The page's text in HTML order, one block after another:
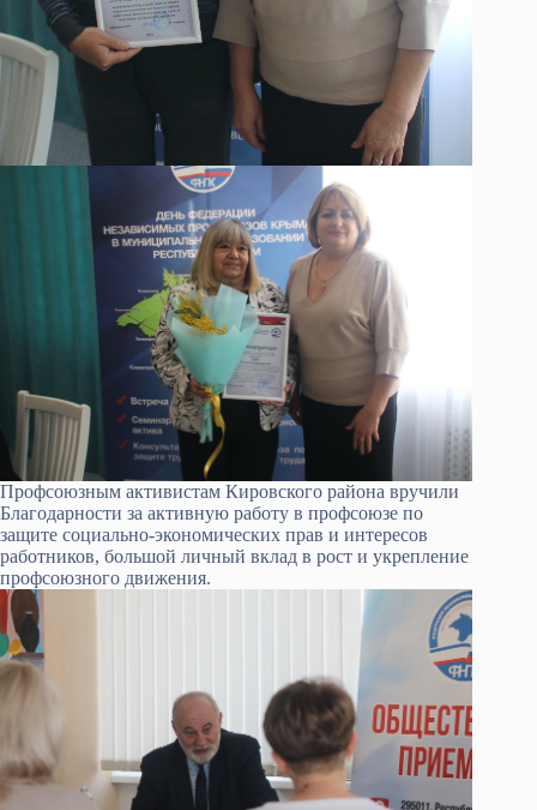
Профсоюзным активистам Кировского района вручили
Благодарности за активную работу в профсоюзе по
защите социально-экономических прав и интересов
работников, большой личный вклад в рост и укрепление
профсоюзного движения.